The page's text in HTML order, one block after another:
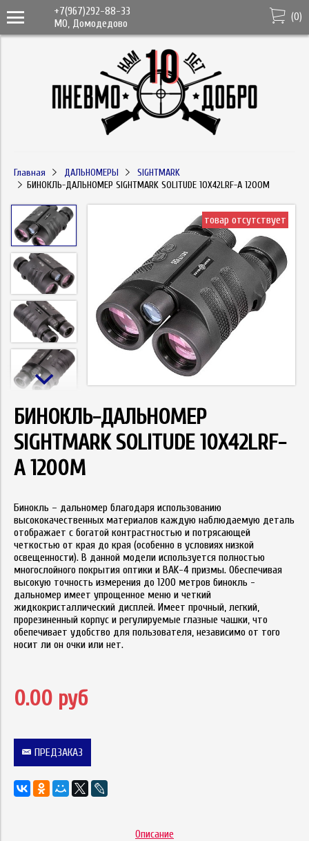
+7(967)292-88-33
МО, Домодедово
(0)
Главная ДАЛЬНОМЕРЫ
SIGHTMARK
БИНОКЛЬ-ДАЛЬНОМЕР SIGHTMARK SOLITUDE 10X42LRF-A 1200М
товар отсутствует
БИНОКЛЬ-ДАЛЬНОМЕР
SIGHTMARK SOLITUDE 10X42LRF-
A 1200М
Бинокль – дальномер благодаря использованию
высококачественных материалов каждую наблюдаемую деталь
отображает с богатой контрастностью и потрясающей
четкостью от края до края (особенно в условиях низкой
освещенности). В данной модели используется полностью
многослойного покрытия оптики и BAK-4 призмы. Обеспечивая
высокую точность измерения до 1200 метров бинокль -
дальномер имеет упрощенное меню и четкий
жидкокристаллический дисплей. Имеет прочный, легкий,
прорезиненный корпус и регулируемые глазные чашки, что
обепечивает удобство для пользователя, независимо от того
носит ли он очки или нет.
0.00 руб
ПРЕДЗАКАЗ
Описание